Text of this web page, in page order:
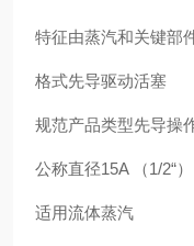
特征由蒸汽和关键部
格式先导驱动活塞
规范产品类型先导操
公称直径15A （1/2“）
适用流体蒸汽